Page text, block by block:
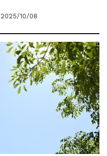
2025/10/08